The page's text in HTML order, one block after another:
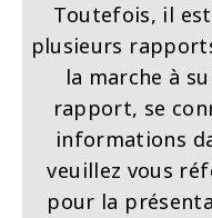
Toutefois, il
plusieurs
la marche à
rapport, se
informations
veuillez vous
pour la